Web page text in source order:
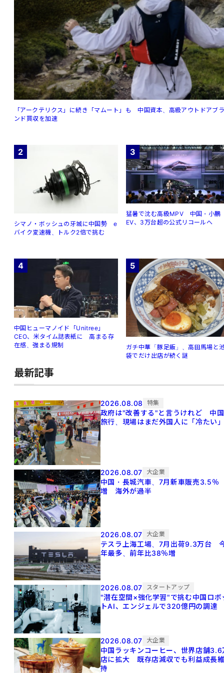
「アークテリクス」に続き「マムート」も 中国資本、高級アウトドアブ
ンド買収を加速
2
シマノ・ボッシュの牙城に中国勢 e
バイク変速機、トルク2倍で挑む
3
猛暑で沈む高級MPV 中国・小鵬
EV、3万台超の公式リコールへ
4
中国ヒューマノイド「Unitree」
CEO、米タイム誌表紙に 高まる存
在感、強まる規制
5
ガチ中華「豚足飯」、高田馬場と
袋でだけ出店が続く謎
最新記事
2026.08.08 特集
政府は"改善する"と言うけれど 中国
旅行、現場はまだ外国人に「冷たい
2026.08.07 大企業
中国・長城汽車、7月新車販売3.5％
増 海外が過半
2026.08.07 大企業
テスラ上海工場、7月出荷9.3万台
年最多、前年比38％増
2026.08.07 スタートアップ
"潜在空間×強化学習"で挑む中国ロボ
トAI、エンジェルで320億円の調達
2026.08.07 大企業
中国ラッキンコーヒー、世界店舗3.6
店に拡大 既存店減収でも利益成長
持